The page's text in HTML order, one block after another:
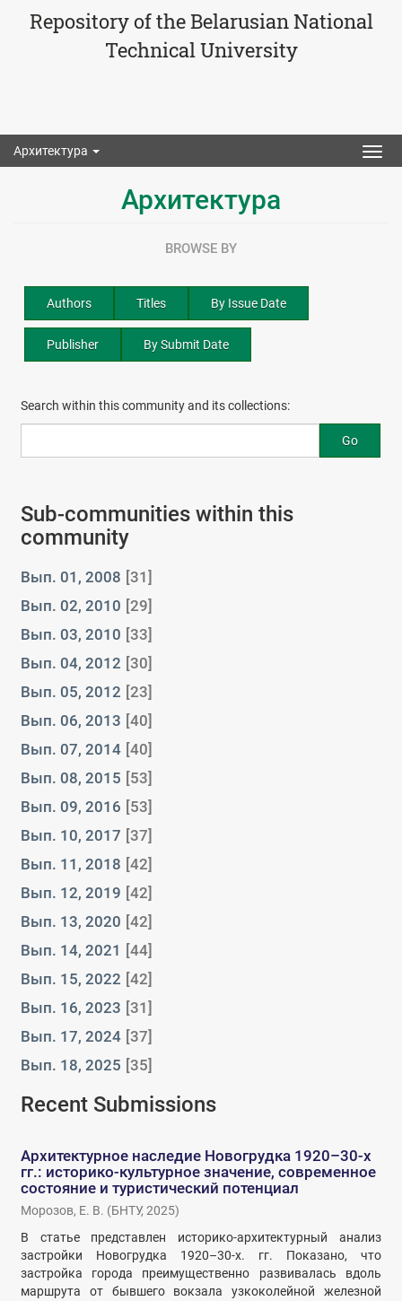
Repository of the Belarusian National
Technical University
Архитектура
Архитектура
BROWSE BY
Authors Titles By Issue Date
Publisher By Submit Date
Search within this community and its collections:
Go
Sub-communities within this
community
Вып. 01, 2008 [31]
Вып. 02, 2010 [29]
Вып. 03, 2010 [33]
Вып. 04, 2012 [30]
Вып. 05, 2012 [23]
Вып. 06, 2013 [40]
Вып. 07, 2014 [40]
Вып. 08, 2015 [53]
Вып. 09, 2016 [53]
Вып. 10, 2017 [37]
Вып. 11, 2018 [42]
Вып. 12, 2019 [42]
Вып. 13, 2020 [42]
Вып. 14, 2021 [44]
Вып. 15, 2022 [42]
Вып. 16, 2023 [31]
Вып. 17, 2024 [37]
Вып. 18, 2025 [35]
Recent Submissions
Архитектурное наследие Новогрудка 1920–30-х
гг.: историко-культурное значение, современное
состояние и туристический потенциал
Морозов, Е. В. (БНТУ,2025)
В статье представлен историко-архитектурный анализ
застройки Новогрудка 1920–30-х. гг. Показано, что
застройка города преимущественно развивалась вдоль
маршрута от бывшего вокзала узкоколейной железной